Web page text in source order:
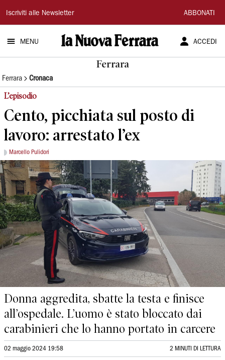
La
Nuova
Ferrara
Iscriviti alle Newsletter ABBONATI
MENU ACCEDI
Ferrara
Ferrara Cronaca
L’episodio
Cento, picchiata sul posto di
lavoro: arrestato l’ex
Marcello Pulidori
Donna aggredita, sbatte la testa e finisce
all’ospedale. L’uomo è stato bloccato dai
carabinieri che lo hanno portato in carcere
02 maggio 2024 19:58 2 MINUTI DI LETTURA